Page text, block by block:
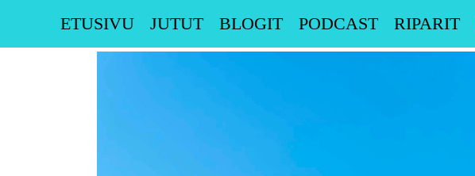
ETUSIVU JUTUT BLOGIT PODCAST RIPARIT